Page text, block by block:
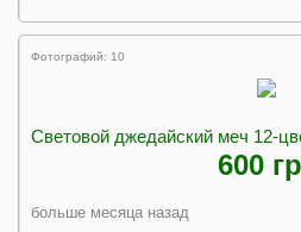
Фотографий: 10
Световой джедайский меч 12-
600
больше месяца назад